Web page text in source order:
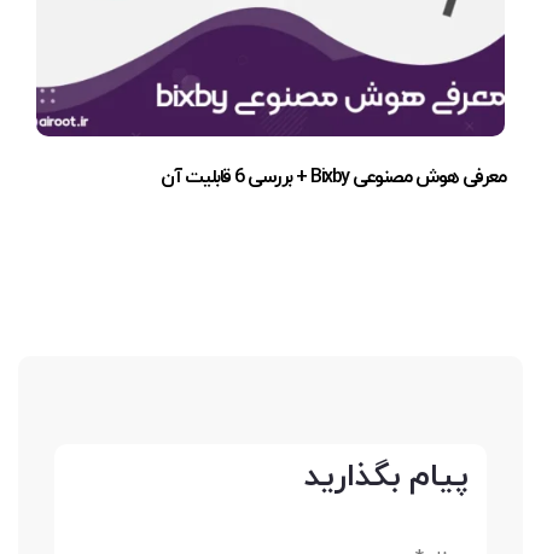
معرفی هوش مصنوعی Bixby + بررسی 6 قابلیت آن
پیام بگذارید